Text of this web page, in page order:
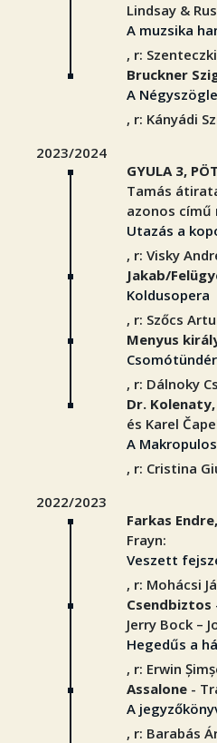
Lindsay &
A muzsika
, r:
Bruckner
A
, r: Kányádi
2023/2024
GYULA 3,
Tamás
azonos című
Utazás a
, r: Visky
Jakab/
Koldusopera
, r: Szőcs
Menyus
Csomótündér
, r: Dálnoky
Dr.
és Karel
A
, r: Cristina
2022/2023
Farkas
Frayn:
Veszett
, r: Mohácsi
Csendbiztos
Jerry Bock –
Hegedűs a
, r: Erwin
Assalone -
A
, r: Barabás